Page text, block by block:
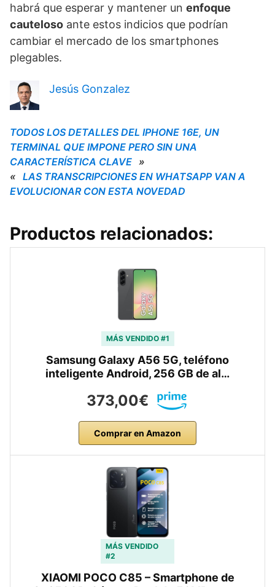
habrá que esperar y mantener un enfoque
cauteloso ante estos indicios que podrían
cambiar el mercado de los smartphones
plegables.
Jesús Gonzalez
TODOS LOS DETALLES DEL IPHONE 16E, UN
TERMINAL QUE IMPONE PERO SIN UNA
CARACTERÍSTICA CLAVE »
« LAS TRANSCRIPCIONES EN WHATSAPP VAN A
EVOLUCIONAR CON ESTA NOVEDAD
Productos relacionados:
MÁS VENDIDO #1
Samsung Galaxy A56 5G, teléfono
inteligente Android, 256 GB de al…
373,00€
Comprar en Amazon
MÁS VENDIDO
#2
XIAOMI POCO C85 – Smartphone de